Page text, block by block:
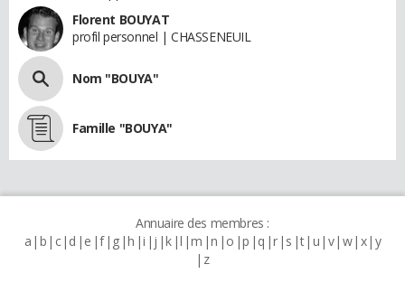
Florent BOUYAT
profil personnel | CHASSENEUIL
Nom "BOUYA"
Famille "BOUYA"
Annuaire des membres :
a b c d e f g h i j k l m n o p q r s t u v w x y
z